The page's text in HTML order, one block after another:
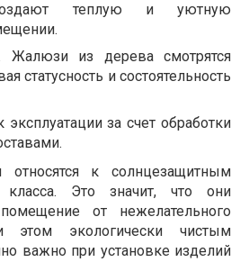
теплую и уютную
Жалюзи из дерева смотрятся
статусность и состоятельность
за счет обработки
к солнцезащитным
Это значит, что они
от нежелательного
этом экологически чистым
важно при установке изделий